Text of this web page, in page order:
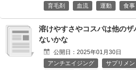
育毛剤
血流 運動 食事
溶けやすさやコスパは他の
ないかな
公開日： 2025年01月30日
アンチエイジング
サプリメン